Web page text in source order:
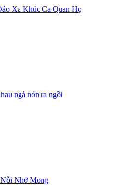
Xa Khúc Ca Quan Họ
ngả nón ra ngồi
Nhớ Mong